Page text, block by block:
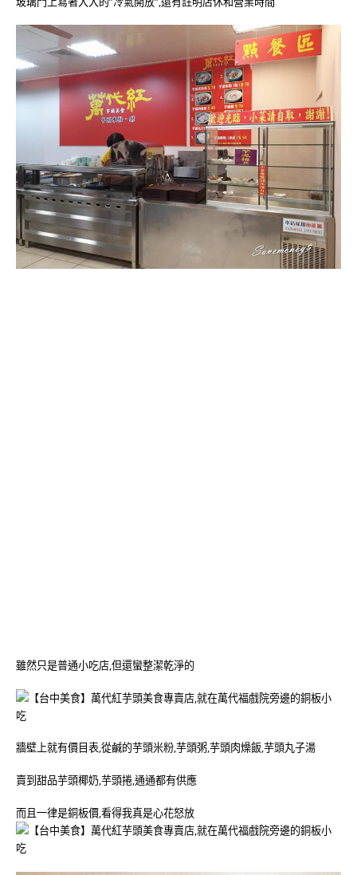
雖然只是普通小吃店,但還蠻整潔乾淨的
牆壁上就有價目表,從鹹的芋頭米粉,芋頭粥,芋頭肉燥飯,芋頭丸子湯
賣到甜品芋頭椰奶,芋頭捲,通通都有供應
而且一律是銅板價,看得我真是心花怒放